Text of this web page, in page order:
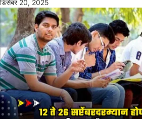
डिसेंबर 20, 2025